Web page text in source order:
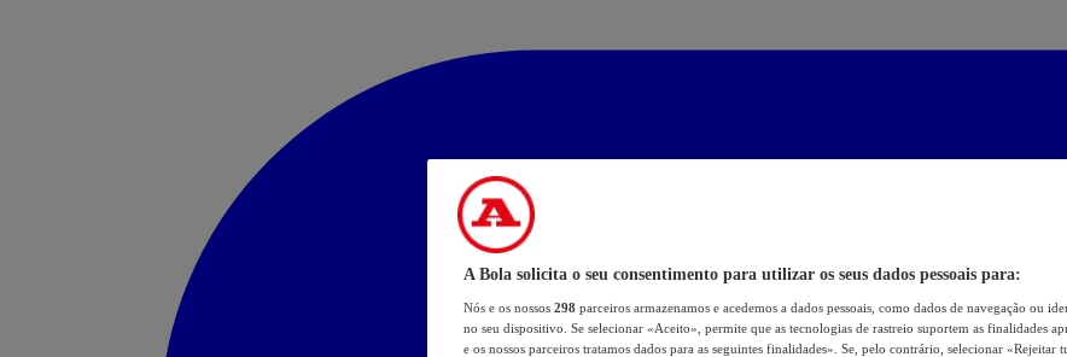
A Bola solicita o seu consentimento para utilizar os seus dados pessoais para:
Nós e os nossos 298 parceiros armazenamos e acedemos a dados pessoais, como dados de navegação ou
no seu dispositivo. Se selecionar «Aceito», permite que as tecnologias de rastreio suportem as finalidades
e os nossos parceiros tratamos dados para as seguintes finalidades». Se, pelo contrário, selecionar «Rejeitar